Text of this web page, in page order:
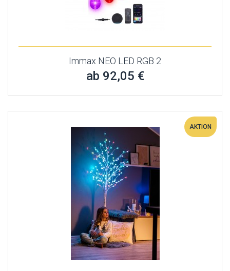
Immax NEO LED RGB 2
ab 92,05 €
AKTION